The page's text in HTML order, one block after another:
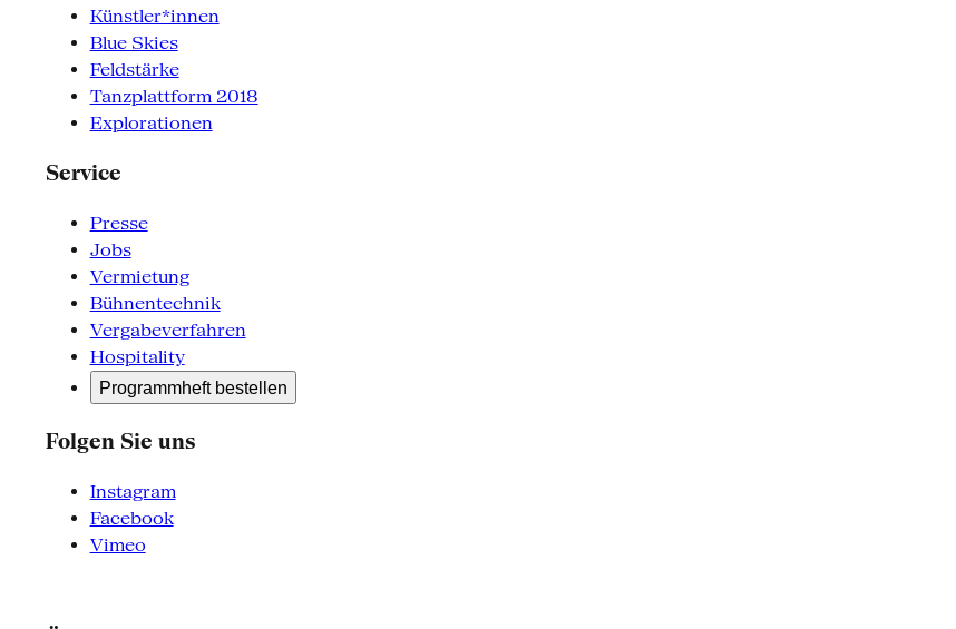
Künstler*innen
Blue Skies
Feldstärke
Tanzplattform 2018
Explorationen
Service
Presse
Jobs
Vermietung
Bühnentechnik
Vergabeverfahren
Hospitality
Programmheft bestellen
Folgen Sie uns
Instagram
Facebook
Vimeo